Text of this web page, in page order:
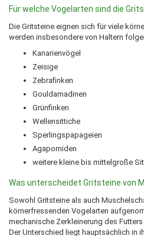
Für welche Vogelarten sind die
Die Gritsteine eignen sich für viele
werden insbesondere von Haltern
Kanarienvögel
Zeisige
Zebrafinken
Gouldamadinen
Grünfinken
Wellensittiche
Sperlingspapageien
Agaporniden
weitere kleine bis mittelgroße
Was unterscheidet Gritsteine von
Sowohl Gritsteine als auch
körnerfressenden Vogelarten
mechanische Zerkleinerung des
Der Unterschied liegt hauptsächlich in